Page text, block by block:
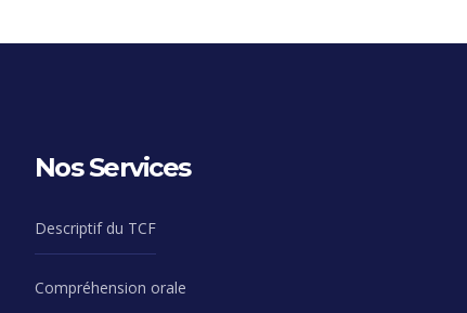
Nos Services
Descriptif du TCF
Compréhension orale